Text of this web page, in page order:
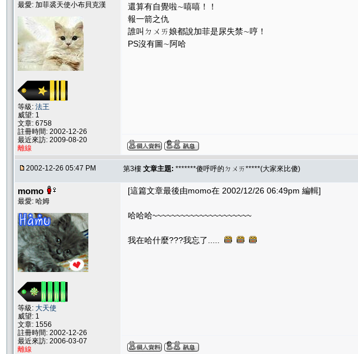
最愛: 加菲裘天使小布貝克漢
等級: 法王
威望: 1
文章: 6758
註冊時間: 2002-12-26
最近來訪: 2009-08-20
離線
還算有自覺啦∼嘻嘻！！
報一箭之仇
誰叫ㄉㄨㄞ娘都說加菲是尿失禁∼哼！
PS沒有圖∼阿哈
2002-12-26 05:47 PM 第3樓 文章主題: *******傻呼呼的ㄉㄨㄞ*****(大家來比傻)
momo
最愛: 哈姆
等級: 大天使
威望: 1
文章: 1556
註冊時間: 2002-12-26
最近來訪: 2006-03-07
離線
[這篇文章最後由momo在 2002/12/26 06:49pm 編輯]
哈哈哈~~~~~~~~~~~~~~~~~~~~~
我在哈什麼???我忘了.....